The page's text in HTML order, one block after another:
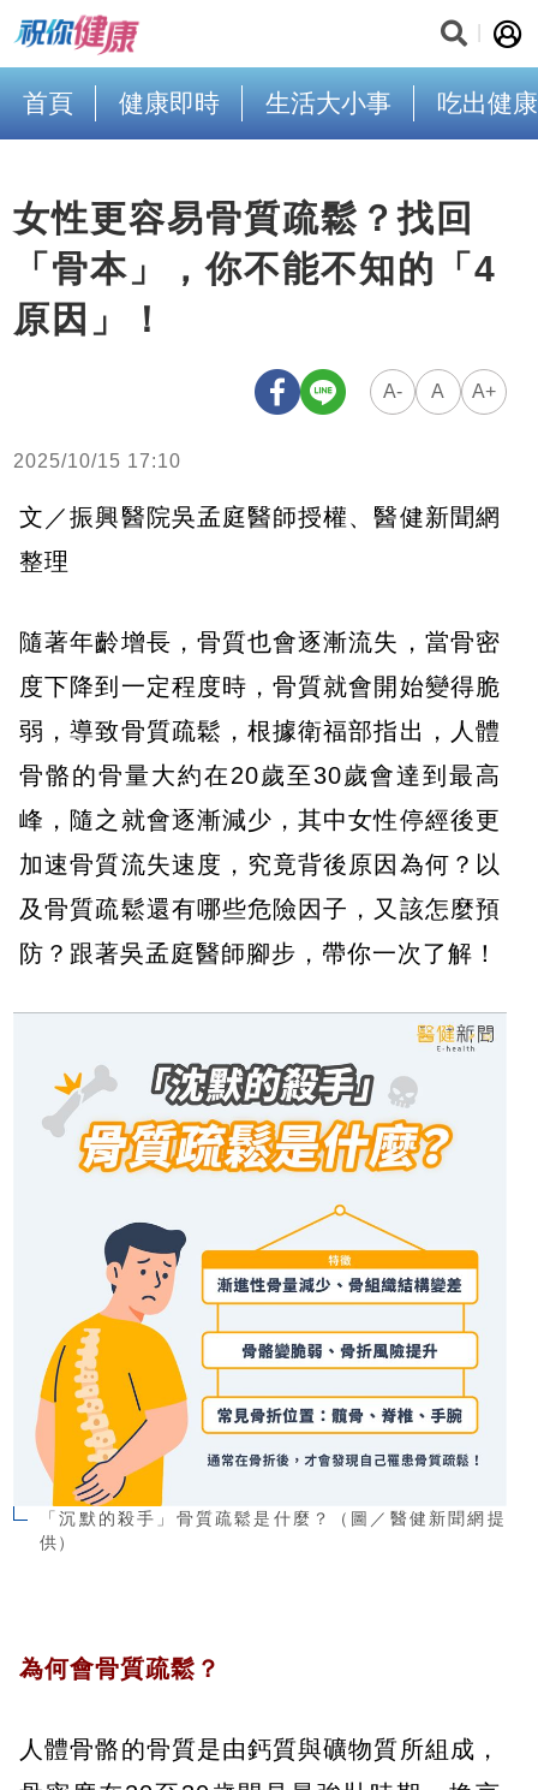
首頁 健康即時 生活大小事 吃出健康
女性更容易骨質疏鬆？找回
「骨本」，你不能不知的「4
原因」！
A- A A+
2025/10/15 17:10
文／振興醫院吳孟庭醫師授權、醫健新聞網
整理
隨著年齡增長，骨質也會逐漸流失，當骨密
度下降到一定程度時，骨質就會開始變得脆
弱，導致骨質疏鬆，根據衛福部指出，人體
骨骼的骨量大約在20歲至30歲會達到最高
峰，隨之就會逐漸減少，其中女性停經後更
加速骨質流失速度，究竟背後原因為何？以
及骨質疏鬆還有哪些危險因子，又該怎麼預
防？跟著吳孟庭醫師腳步，帶你一次了解！
「沉默的殺手」骨質疏鬆是什麼？（圖／醫健新聞網提
供）
為何會骨質疏鬆？
人體骨骼的骨質是由鈣質與礦物質所組成，